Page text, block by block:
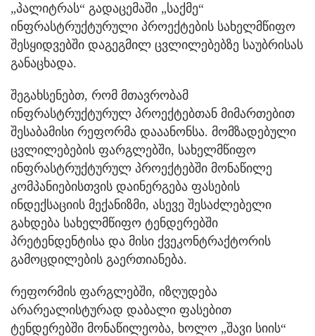
„პალიტრას“ გადაცემაში „საქმე“
ინფრასტრუქტურული პროექტების სახელმწიფო
შესყიდვებში დაგეგმილ ცვლილებებზე საუბრისას
განაცხადა.
შეგახსენებთ, რომ მთავრობამ
ინფრასტრუქტურულ პროექტებთან მიმართებით
შესაბამისი რეფორმა დააანონსა. მომზადებული
ცვლილებების ფარგლებში, სახელმწიფო
ინფრასტრუქტურულ პროექტებში მონაწილე
კომპანიებისთვის დაინერგება ფასების
ინდექსაციის მექანიზმი, ასევე შესაძლებელი
გახდება სახელმწიფო ტენდერებში
პრეტენდენტისა და მისი ქვეკონტრაქტორის
გამოცდილების გაერთიანება.
რეფორმის ფარგლებში, იზღუდება
არარეალისტურად დაბალი ფასებით
ტენდერებში მონაწილეობა, ხოლო „შავი სიის“